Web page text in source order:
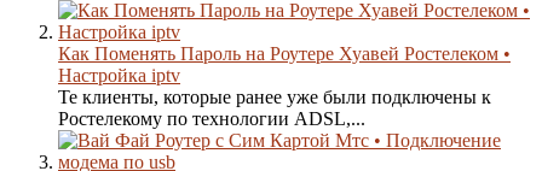
Как Поменять Пароль на Роутере Хуавей Ростелеком •
Настройка iptv
Те клиенты, которые ранее уже были подключены к
Ростелекому по технологии ADSL,...